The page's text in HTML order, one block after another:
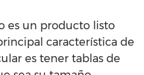
es un producto listo
característica de
es tener tablas de